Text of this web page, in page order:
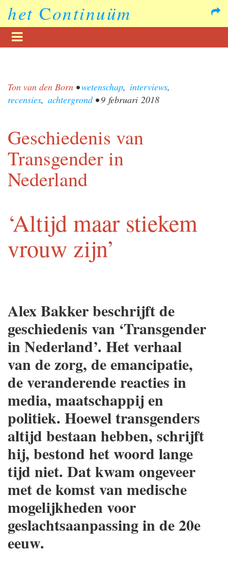
het Continuüm
Ton van den Born •wetenschap, interviews,
recensies, achtergrond•9 februari 2018
Geschiedenis van
Transgender in
Nederland
‘Altijd maar stiekem
vrouw zijn’
Alex Bakker beschrijft de
geschiedenis van ‘Transgender
in Nederland’. Het verhaal
van de zorg, de emancipatie,
de veranderende reacties in
media, maatschappij en
politiek. Hoewel transgenders
altijd bestaan hebben, schrijft
hij, bestond het woord lange
tijd niet. Dat kwam ongeveer
met de komst van medische
mogelijkheden voor
geslachtsaanpassing in de 20e
eeuw.